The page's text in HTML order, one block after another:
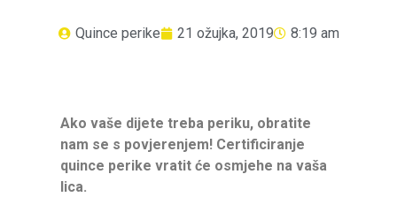
Quince perike 21 ožujka, 2019 8:19 am
Ako vaše dijete treba periku, obratite
nam se s povjerenjem! Certificiranje
quince perike vratit će osmjehe na vaša
lica.